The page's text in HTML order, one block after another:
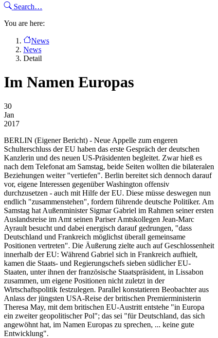
Search…
You are here:
News
News
Detail
Im Namen Europas
30
Jan
2017
BERLIN (Eigener Bericht) - Neue Appelle zum engeren
Schulterschluss der EU haben das erste Gespräch der deutschen
Kanzlerin und des neuen US-Präsidenten begleitet. Zwar hieß es
nach dem Telefonat am Samstag, beide Seiten wollten die bilateralen
Beziehungen weiter "vertiefen". Berlin bereitet sich dennoch darauf
vor, eigene Interessen gegenüber Washington offensiv
durchzusetzen - auch mit Hilfe der EU. Diese müsse deswegen nun
endlich "zusammenstehen", fordern führende deutsche Politiker. Am
Samstag hat Außenminister Sigmar Gabriel im Rahmen seiner ersten
Auslandsreise im Amt seinen Pariser Amtskollegen Jean-Marc
Ayrault besucht und dabei energisch darauf gedrungen, "dass
Deutschland und Frankreich möglichst überall gemeinsame
Positionen vertreten". Die Äußerung zielte auch auf Geschlossenheit
innerhalb der EU: Während Gabriel sich in Frankreich aufhielt,
kamen die Staats- und Regierungschefs sieben südlicher EU-
Staaten, unter ihnen der französische Staatspräsident, in Lissabon
zusammen, um eigene Positionen nicht zuletzt in der
Wirtschaftspolitik festzulegen. Parallel konstatieren Beobachter aus
Anlass der jüngsten USA-Reise der britischen Premierministerin
Theresa May, mit dem britischen EU-Austritt entstehe "in Europa
ein zweiter geopolitischer Pol"; das sei "für Deutschland, das sich
angewöhnt hat, im Namen Europas zu sprechen, ... keine gute
Entwicklung".